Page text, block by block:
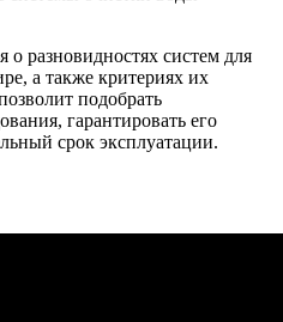
о разновидностях систем для
а также критериях их
подобрать
гарантировать его
срок эксплуатации.